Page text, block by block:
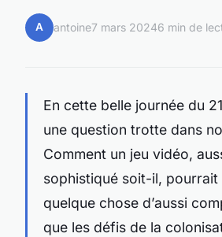
A antoine7 mars 20246 min de
En cette belle journée du
une question trotte dans
Comment un jeu vidéo,
sophistiqué soit-il,
quelque chose d’aussi
que les défis de la